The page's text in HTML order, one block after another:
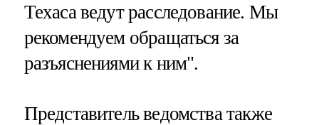
Техаса ведут расследование. Мы
рекомендуем обращаться за
разъяснениями к ним".
Представитель ведомства также